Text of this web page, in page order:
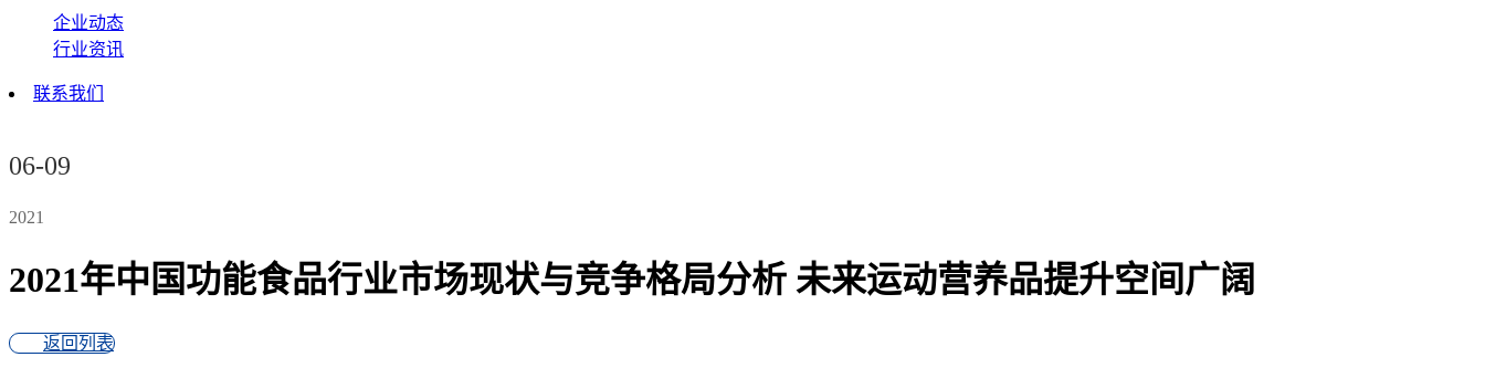
企业动态
行业资讯
联系我们
06-09
2021
2021年中国功能食品行业市场现状与竞争格局分析 未来运动营养品提升空间广阔
返回列表